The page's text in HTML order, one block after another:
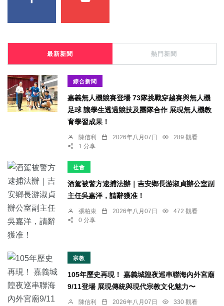
最新新聞 熱門新聞
綜合新聞
嘉義無人機競賽登場 73隊挑戰穿越賽與無人機
足球 讓學生透過競技及團隊合作 展現無人機教
育學習成果！
陳信利 2026年八月07日
289 觀看
1 分享
社會
酒駕被警方逮捕法辦｜吉安鄉長游淑貞辦公室副
主任吳嘉洋，請辭獲准！
張柏東 2026年八月07日
472 觀看
0 分享
宗教
105年歷史再現！ 嘉義城隍夜巡串聯海內外宮廟
9/11登場 展現傳統與現代宗教文化魅力〜
陳信利 2026年八月07日
330 觀看